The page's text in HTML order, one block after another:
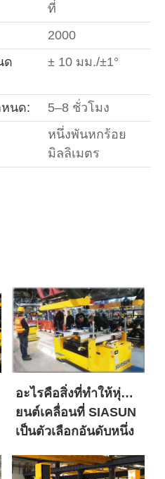
ที่
2000
ด
± 10 มม./±1°
หนด:
5–8 ชั่วโมง
หนึ่งพันหกร้อย
มิลลิเมตร
อะไรคือสิ่งที่ทำให้หุ่น
ยนต์เคลื่อนที่ SIASUN
เป็นตัวเลือกอันดับหนึ่ง
ด้านพลังงานใหม่ระดับ